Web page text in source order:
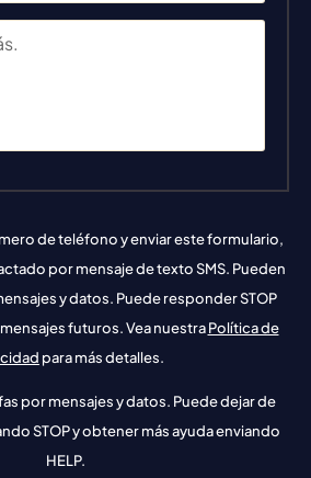
de teléfono y enviar este formulario,
por mensaje de texto SMS. Pueden
y datos. Puede responder STOP
futuros. Vea nuestraPolítica de
para más detalles.
por mensajes y datos. Puede dejar de
STOP y obtener más ayuda enviando
HELP.